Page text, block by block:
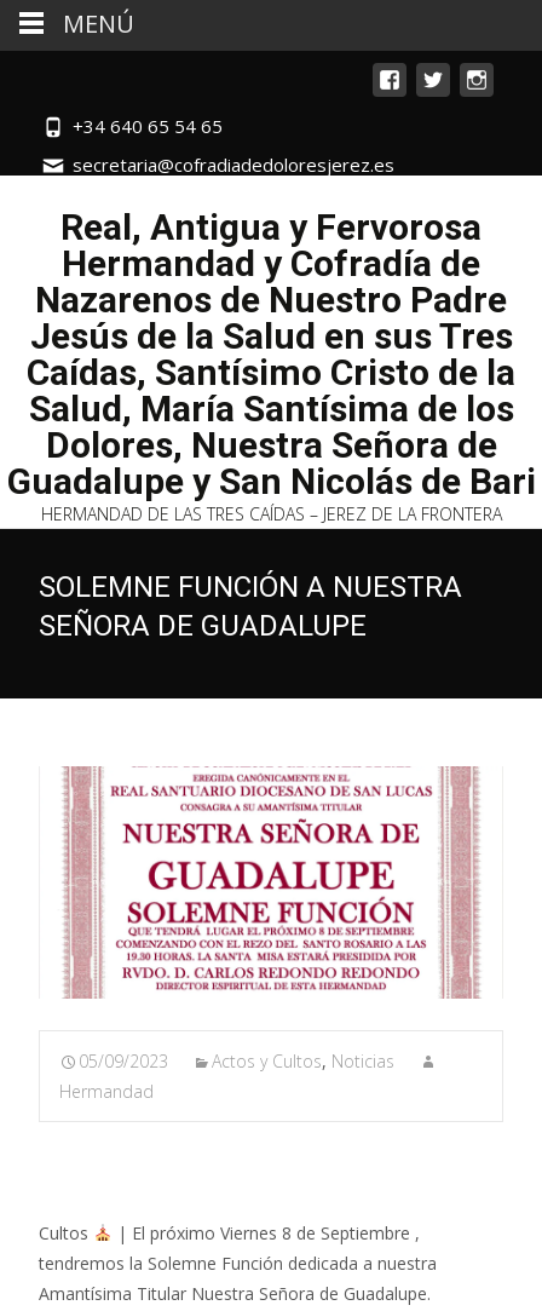
+34 640 65 54 65
secretaria@cofradiadedoloresjerez.es
Real, Antigua y Fervorosa
Hermandad y Cofradía de
Nazarenos de Nuestro Padre
Jesús de la Salud en sus Tres
Caídas, Santísimo Cristo de la
Salud, María Santísima de los
Dolores, Nuestra Señora de
Guadalupe y San Nicolás de Bari
HERMANDAD DE LAS TRES CAÍDAS – JEREZ DE LA FRONTERA
SOLEMNE FUNCIÓN A NUESTRA
SEÑORA DE GUADALUPE
05/09/2023 Actos y Cultos, Noticias
Hermandad
Cultos
| El próximo Viernes 8 de Septiembre ,
tendremos la Solemne Función dedicada a nuestra
Amantísima Titular Nuestra Señora de Guadalupe.
MENÚ